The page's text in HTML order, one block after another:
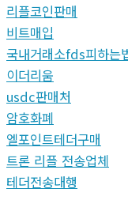
리플코인판매
비트매입
국내거래소fds피하는
이더리움
usdc판매처
암호화폐
엘포인트테더구매
트론 리플 전송업체
테더전송대행